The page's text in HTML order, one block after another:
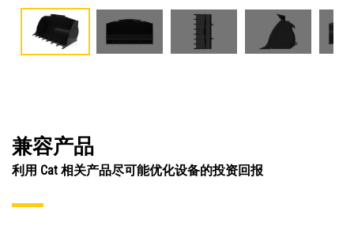
兼容产品
利用 Cat 相关产品尽可能优化设备的投资回报